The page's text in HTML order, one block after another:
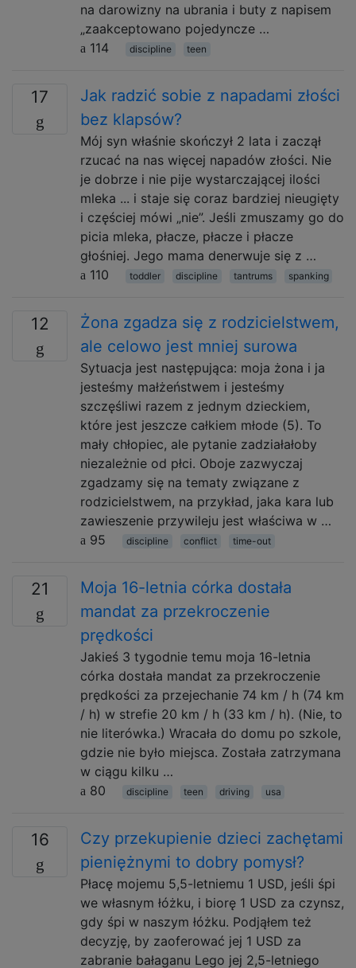
na darowizny na ubrania i buty z napisem
„zaakceptowano pojedyncze …
114
discipline teen
17
Jak radzić sobie z napadami złości
bez klapsów?
Mój syn właśnie skończył 2 lata i zaczął
rzucać na nas więcej napadów złości. Nie
je dobrze i nie pije wystarczającej ilości
mleka ... i staje się coraz bardziej nieugięty
i częściej mówi „nie”. Jeśli zmuszamy go do
picia mleka, płacze, płacze i płacze
głośniej. Jego mama denerwuje się z …
110
toddler discipline tantrums spanking
12
Żona zgadza się z rodzicielstwem,
ale celowo jest mniej surowa
Sytuacja jest następująca: moja żona i ja
jesteśmy małżeństwem i jesteśmy
szczęśliwi razem z jednym dzieckiem,
które jest jeszcze całkiem młode (5). To
mały chłopiec, ale pytanie zadziałałoby
niezależnie od płci. Oboje zazwyczaj
zgadzamy się na tematy związane z
rodzicielstwem, na przykład, jaka kara lub
zawieszenie przywileju jest właściwa w …
95
discipline conflict time-out
21
Moja 16-letnia córka dostała
mandat za przekroczenie
prędkości
Jakieś 3 tygodnie temu moja 16-letnia
córka dostała mandat za przekroczenie
prędkości za przejechanie 74 km / h (74 km
/ h) w strefie 20 km / h (33 km / h). (Nie, to
nie literówka.) Wracała do domu po szkole,
gdzie nie było miejsca. Została zatrzymana
w ciągu kilku …
80
discipline teen driving usa
16
Czy przekupienie dzieci zachętami
pieniężnymi to dobry pomysł?
Płacę mojemu 5,5-letniemu 1 USD, jeśli śpi
we własnym łóżku, i biorę 1 USD za czynsz,
gdy śpi w naszym łóżku. Podjąłem też
decyzję, by zaoferować jej 1 USD za
zabranie bałaganu Lego jej 2,5-letniego